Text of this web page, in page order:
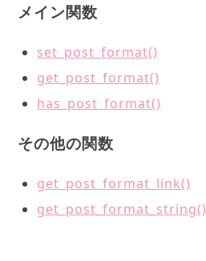
メイン関数
set_post_format()
get_post_format()
has_post_format()
その他の関数
get_post_format_link()
get_post_format_string()